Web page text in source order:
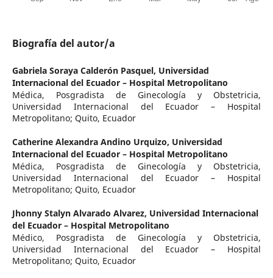
Biografía del autor/a
Gabriela Soraya Calderón Pasquel, Universidad
Internacional del Ecuador – Hospital Metropolitano
Médica, Posgradista de Ginecología y Obstetricia,
Universidad Internacional del Ecuador – Hospital
Metropolitano; Quito, Ecuador
Catherine Alexandra Andino Urquizo, Universidad
Internacional del Ecuador – Hospital Metropolitano
Médica, Posgradista de Ginecología y Obstetricia,
Universidad Internacional del Ecuador – Hospital
Metropolitano; Quito, Ecuador
Jhonny Stalyn Alvarado Alvarez, Universidad Internacional
del Ecuador – Hospital Metropolitano
Médico, Posgradista de Ginecología y Obstetricia,
Universidad Internacional del Ecuador – Hospital
Metropolitano; Quito, Ecuador